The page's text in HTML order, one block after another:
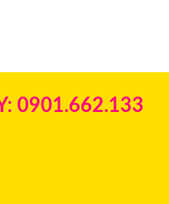
0901.662.133